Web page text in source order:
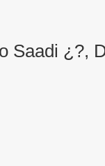
Saadi ¿?,